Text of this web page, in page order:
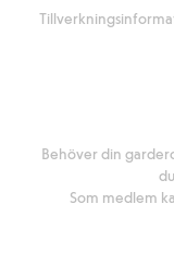
Behöver din
Som medlem